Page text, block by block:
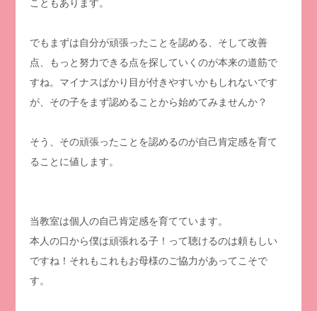
こともあります。
でもまずは自分が頑張ったことを認める、そして改善
点、もっと努力できる点を探していくのが本来の道筋で
すね。マイナスばかり目が付きやすいかもしれないです
が、その子をまず認めることから始めてみませんか？
そう、その頑張ったことを認めるのが自己肯定感を育て
ることに値します。
当教室は個人の自己肯定感を育てています。
本人の口から僕は頑張れる子！って聴けるのは頼もしい
ですね！それもこれもお母様のご協力があってこそで
す。